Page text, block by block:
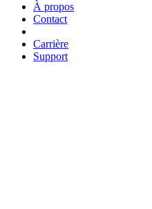
À propos
Contact
Carrière
Support